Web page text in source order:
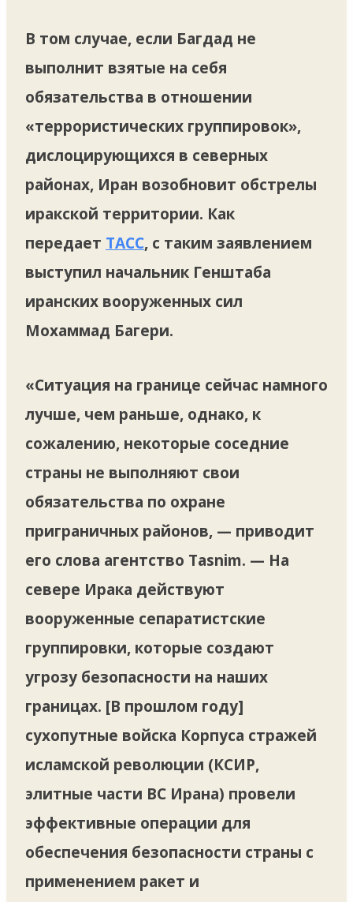
В том случае, если Багдад не
выполнит взятые на себя
обязательства в отношении
«террористических группировок»,
дислоцирующихся в северных
районах, Иран возобновит обстрелы
иракской территории. Как
передает ТАСС, с таким заявлением
выступил начальник Генштаба
иранских вооруженных сил
Мохаммад Багери.
«Ситуация на границе сейчас намного
лучше, чем раньше, однако, к
сожалению, некоторые соседние
страны не выполняют свои
обязательства по охране
приграничных районов, — приводит
его слова агентство Tasnim. — На
севере Ирака действуют
вооруженные сепаратистские
группировки, которые создают
угрозу безопасности на наших
границах. [В прошлом году]
сухопутные войска Корпуса стражей
исламской революции (КСИР,
элитные части ВС Ирана) провели
эффективные операции для
обеспечения безопасности страны с
применением ракет и